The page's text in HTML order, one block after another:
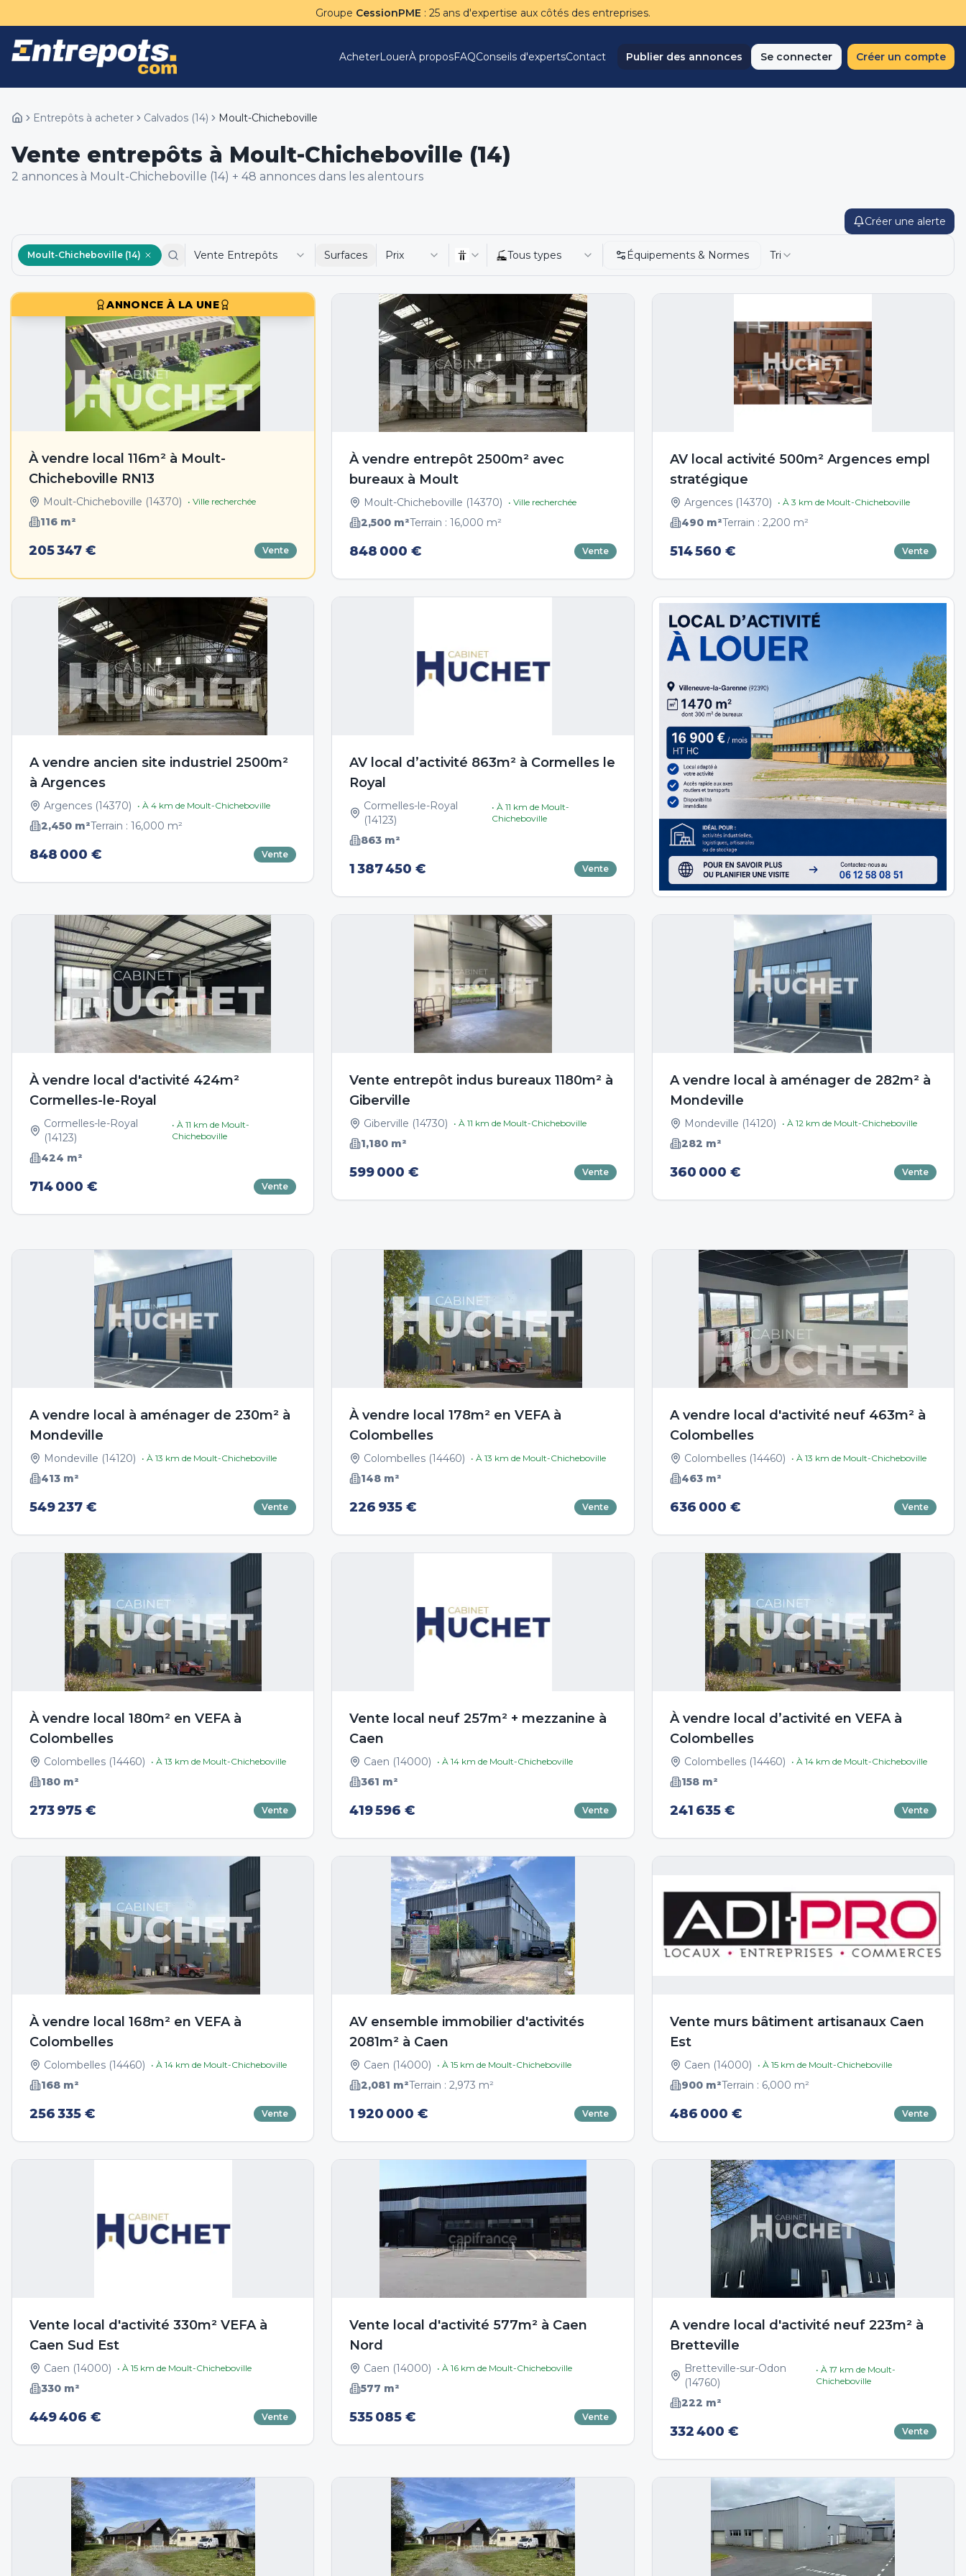
Groupe CessionPME : 25 ans d'expertise aux côtés des entreprises.
AcheterLouerÀ proposFAQConseils d'expertsContact Publier des annonces Se connecter Créer un compte
Entrepôts à acheter Calvados (14) Moult-Chicheboville
Vente entrepôts à Moult-Chicheboville (14)
2 annonces à Moult-Chicheboville (14) + 48 annonces dans les alentours
Créer une alerte
Moult-Chicheboville (14) Vente Entrepôts Surfaces Prix Tous types Équipements & Normes Tri
ANNONCE À LA UNE
À vendre local 116m² à Moult-
Chicheboville RN13
Moult-Chicheboville (14370) • Ville recherchée
116 m²
205 347 € Vente
À vendre entrepôt 2500m² avec
bureaux à Moult
Moult-Chicheboville (14370) • Ville recherchée
2,500 m²Terrain :16,000 m²
848 000 € Vente
AV local activité 500m² Argences empl
stratégique
Argences(14370) • À 3 km de Moult-Chicheboville
490m²Terrain : 2,200 m²
514 560 € Vente
A vendre ancien site industriel 2500m²
à Argences
Argences (14370) • À 4 km de Moult-Chicheboville
2,450 m²Terrain : 16,000 m²
848 000 € Vente
AV local d’activité 863m² à Cormelles le
Royal
Cormelles-le-Royal
(14123)
• À11 km de Moult-
Chicheboville
863 m²
1 387 450 € Vente
À vendre local d'activité 424m²
Cormelles-le-Royal
Cormelles-le-Royal
(14123)
• À 11 km de Moult-
Chicheboville
424 m²
714 000 € Vente
Vente entrepôt indus bureaux 1180m² à
Giberville
Giberville (14730) • À11 km de Moult-Chicheboville
1,180 m²
599 000 € Vente
A vendre local à aménager de 282m² à
Mondeville
Mondeville (14120) • À 12km de Moult-Chicheboville
282 m²
360 000 € Vente
A vendre local à aménager de 230m² à
Mondeville
Mondeville (14120) • À 13 km de Moult-Chicheboville
413 m²
549 237 € Vente
À vendre local 178m² en VEFA à
Colombelles
Colombelles (14460) • À13 km de Moult-Chicheboville
148 m²
226 935 € Vente
A vendre local d'activité neuf 463m² à
Colombelles
Colombelles(14460) • À 13 km de Moult-Chicheboville
463m²
636 000 € Vente
À vendre local 180m² en VEFA à
Colombelles
Colombelles (14460) • À 13 km de Moult-Chicheboville
180 m²
273 975 € Vente
Vente local neuf 257m² + mezzanine à
Caen
Caen (14000) • À14 km de Moult-Chicheboville
361 m²
419 596 € Vente
À vendre local d’activité en VEFA à
Colombelles
Colombelles(14460) • À 14km de Moult-Chicheboville
158m²
241 635 € Vente
À vendre local 168m² en VEFA à
Colombelles
Colombelles (14460) • À 14 km de Moult-Chicheboville
168 m²
256 335 € Vente
AV ensemble immobilier d'activités
2081m² à Caen
Caen (14000) • À15 km de Moult-Chicheboville
2,081 m²Terrain :2,973 m²
1 920 000 € Vente
Vente murs bâtiment artisanaux Caen
Est
Caen (14000) • À 15km de Moult-Chicheboville
900m²Terrain : 6,000 m²
486 000 € Vente
Vente local d'activité 330m² VEFA à
Caen Sud Est
Caen (14000) • À 15 km de Moult-Chicheboville
330 m²
449 406 € Vente
Vente local d'activité 577m² à Caen
Nord
Caen (14000) • À16 km de Moult-Chicheboville
577 m²
535 085 € Vente
A vendre local d'activité neuf 223m² à
Bretteville
Bretteville-sur-Odon
(14760)
• À 17 km de Moult-
Chicheboville
222 m²
332 400 € Vente